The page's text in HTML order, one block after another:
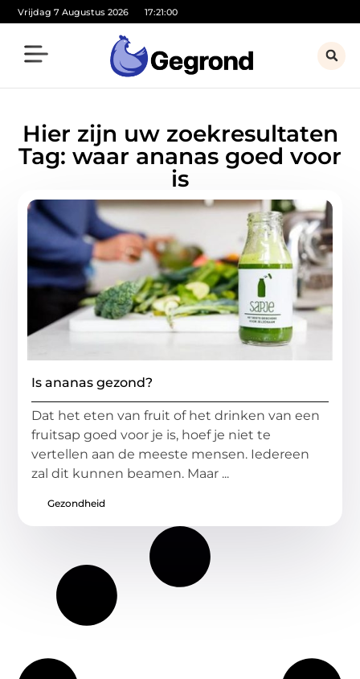
Vrijdag 7 Augustus 2026 17:21:00
Hier zijn uw zoekresultaten
Tag: waar ananas goed voor
is
Is ananas gezond?
Dat het eten van fruit of het drinken van een
fruitsap goed voor je is, hoef je niet te
vertellen aan de meeste mensen. Iedereen
zal dit kunnen beamen. Maar ...
Gezondheid